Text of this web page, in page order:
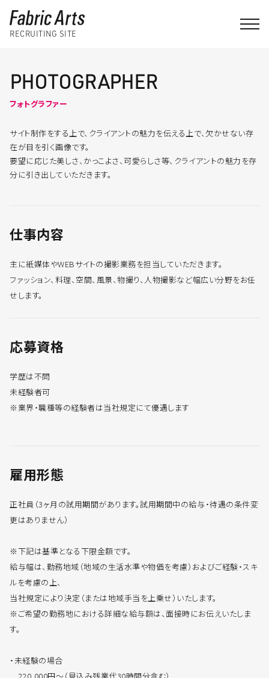
RECRUITING SITE
PHOTOGRAPHER
フォトグラファー
サイト制作をする上で、クライアントの魅力を伝える上で、欠かせない存
在が目を引く画像です。
要望に応じた美しさ、かっこよさ、可愛らしさ等、クライアントの魅力を存
分に引き出していただきます。
仕事内容
主に紙媒体やWEBサイトの撮影業務を担当していただきます。
ファッション、料理、空間、風景、物撮り、人物撮影など幅広い分野をお任
せします。
応募資格
学歴は不問
未経験者可
※業界・職種等の経験者は当社規定にて優遇します
雇用形態
正社員（3ヶ月の試用期間があります。試用期間中の給与・待遇の条件変
更はありません）
※下記は基準となる下限金額です。
給与幅は、勤務地域（地域の生活水準や物価を考慮）およびご経験・スキ
ルを考慮の上、
当社規定により決定（または地域手当を上乗せ）いたします。
※ご希望の勤務地における詳細な給与額は、面接時にお伝えいたしま
す。
・未経験の場合